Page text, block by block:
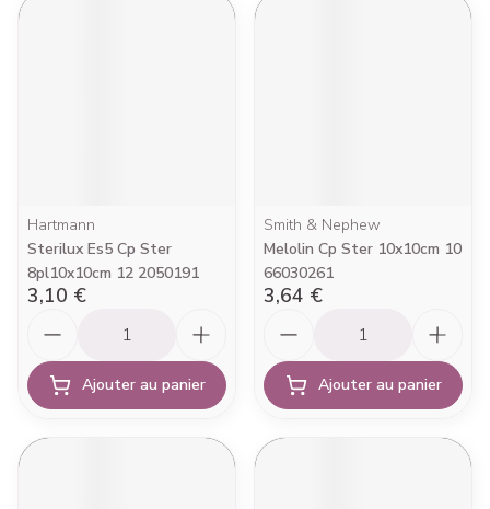
Hartmann
Sterilux Es5 Cp Ster
8pl10x10cm 12 2050191
3,10 €
Ajouter au panier
Smith & Nephew
Melolin Cp Ster 10x10cm 10
66030261
3,64 €
Ajouter au panier